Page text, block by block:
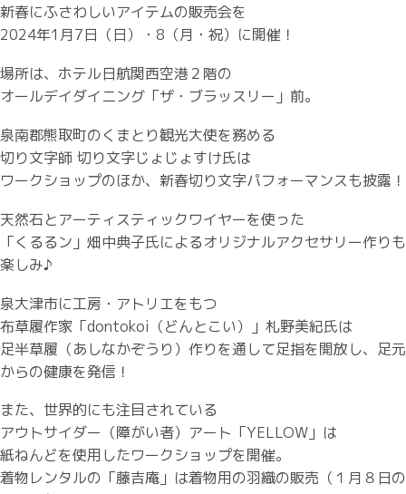
新春にふさわしいアイテムの販売会を
2024年1月7日（日）・8（月・祝）に開催！
場所は、ホテル日航関西空港２階の
オールデイダイニング「ザ・ブラッスリー」前。
泉南郡熊取町のくまとり観光大使を務める
切り文字師 切り文字じょじょすけ氏は
ワークショップのほか、新春切り文字パフォーマンスも披露！
天然石とアーティスティックワイヤーを使った
「くるるン」畑中典子氏によるオリジナルアクセサリー作りも
楽しみ♪
泉大津市に工房・アトリエをもつ
布草履作家「dontokoi（どんとこい）」札野美紀氏は
足半草履（あしなかぞうり）作りを通して足指を開放し、足元
からの健康を発信！
また、世界的にも注目されている
アウトサイダー（障がい者）アート「YELLOW」は
紙ねんどを使用したワークショップを開催。
着物レンタルの「藤吉庵」は着物用の羽織の販売（１月８日の